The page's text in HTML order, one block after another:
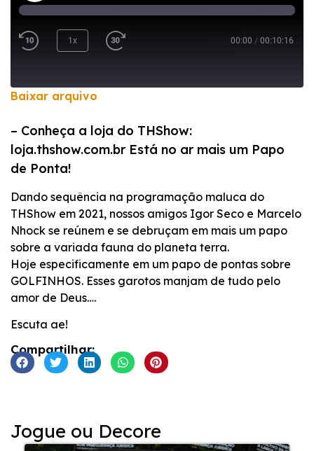
1x 00:00 / 00:10:16
FEED RSS
LINK
Baixar arquivo
– Conheça a loja do THShow:
loja.thshow.com.br Está no ar mais um Papo
de Ponta!
Dando sequência na programação maluca do
THShow em 2021, nossos amigos Igor Seco e Marcelo
Nhock se reúnem e se debruçam em mais um papo
sobre a variada fauna do planeta terra.
Hoje especificamente em um papo de pontas sobre
GOLFINHOS. Esses garotos manjam de tudo pelo
amor de Deus….
Escuta ae!
Compartilhar:
Jogue ou Decore